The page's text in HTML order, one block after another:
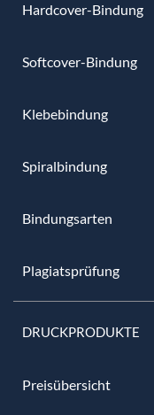
Hardcover-Bindung
Softcover-Bindung
Klebebindung
Spiralbindung
Bindungsarten
Plagiatsprüfung
DRUCKPRODUKTE
Preisübersicht